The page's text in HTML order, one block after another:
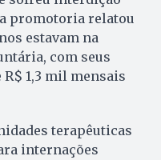
promotoria relatou
estavam na
com seus
1,3 mil mensais
terapêuticas
internações